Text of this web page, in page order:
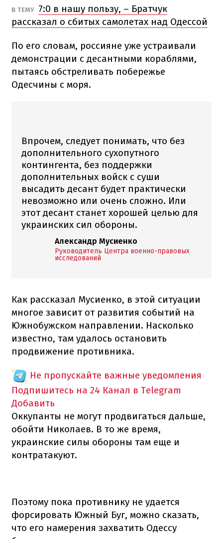
В ТЕМУ 7:0 в нашу пользу, – Братчук
рассказал о сбитых самолетах над Одессой
По его словам, россияне уже устраивали
демонстрации с десантными кораблями,
пытаясь обстреливать побережье
Одесчины с моря.
Впрочем, следует понимать, что без
дополнительного сухопутного
контингента, без поддержки
дополнительных войск с суши
высадить десант будет практически
невозможно или очень сложно. Или
этот десант станет хорошей целью для
украинских сил обороны.
Александр Мусиенко
Руководитель Центра военно-правовых
исследований
Как рассказал Мусиенко, в этой ситуации
многое зависит от развития событий на
Южнобужском направлении. Насколько
известно, там удалось остановить
продвижение противника.
Не пропускайте важные уведомления
Подпишитесь на 24 Канал в Telegram
Добавить
Оккупанты не могут продвигаться дальше,
обойти Николаев. В то же время,
украинские силы обороны там еще и
контратакуют.
Поэтому пока противнику не удается
форсировать Южный Буг, можно сказать,
что его намерения захватить Одессу